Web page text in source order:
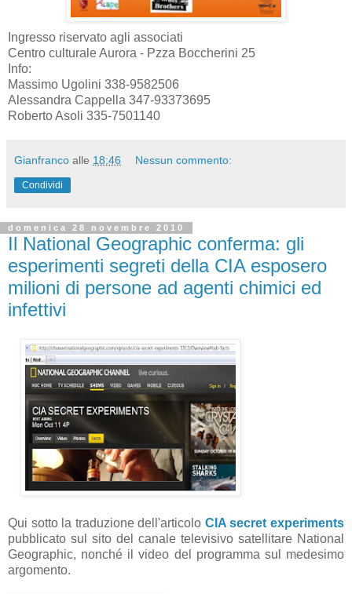
Ingresso riservato agli associati
Centro culturale Aurora - Pzza Boccherini 25
Info:
Massimo Ugolini 338-9582506
Alessandra Cappella 347-93373695
Roberto Asoli 335-7501140
Gianfranco alle 18:46 Nessun commento:
Condividi
domenica 28 novembre 2010
Il National Geographic conferma: gli
esperimenti segreti della CIA esposero
milioni di persone ad agenti chimici ed
infettivi
Qui sotto la traduzione dell'articolo CIA secret experiments
pubblicato sul sito del canale televisivo satellitare National
Geographic, nonché il video del programma sul medesimo
argomento.